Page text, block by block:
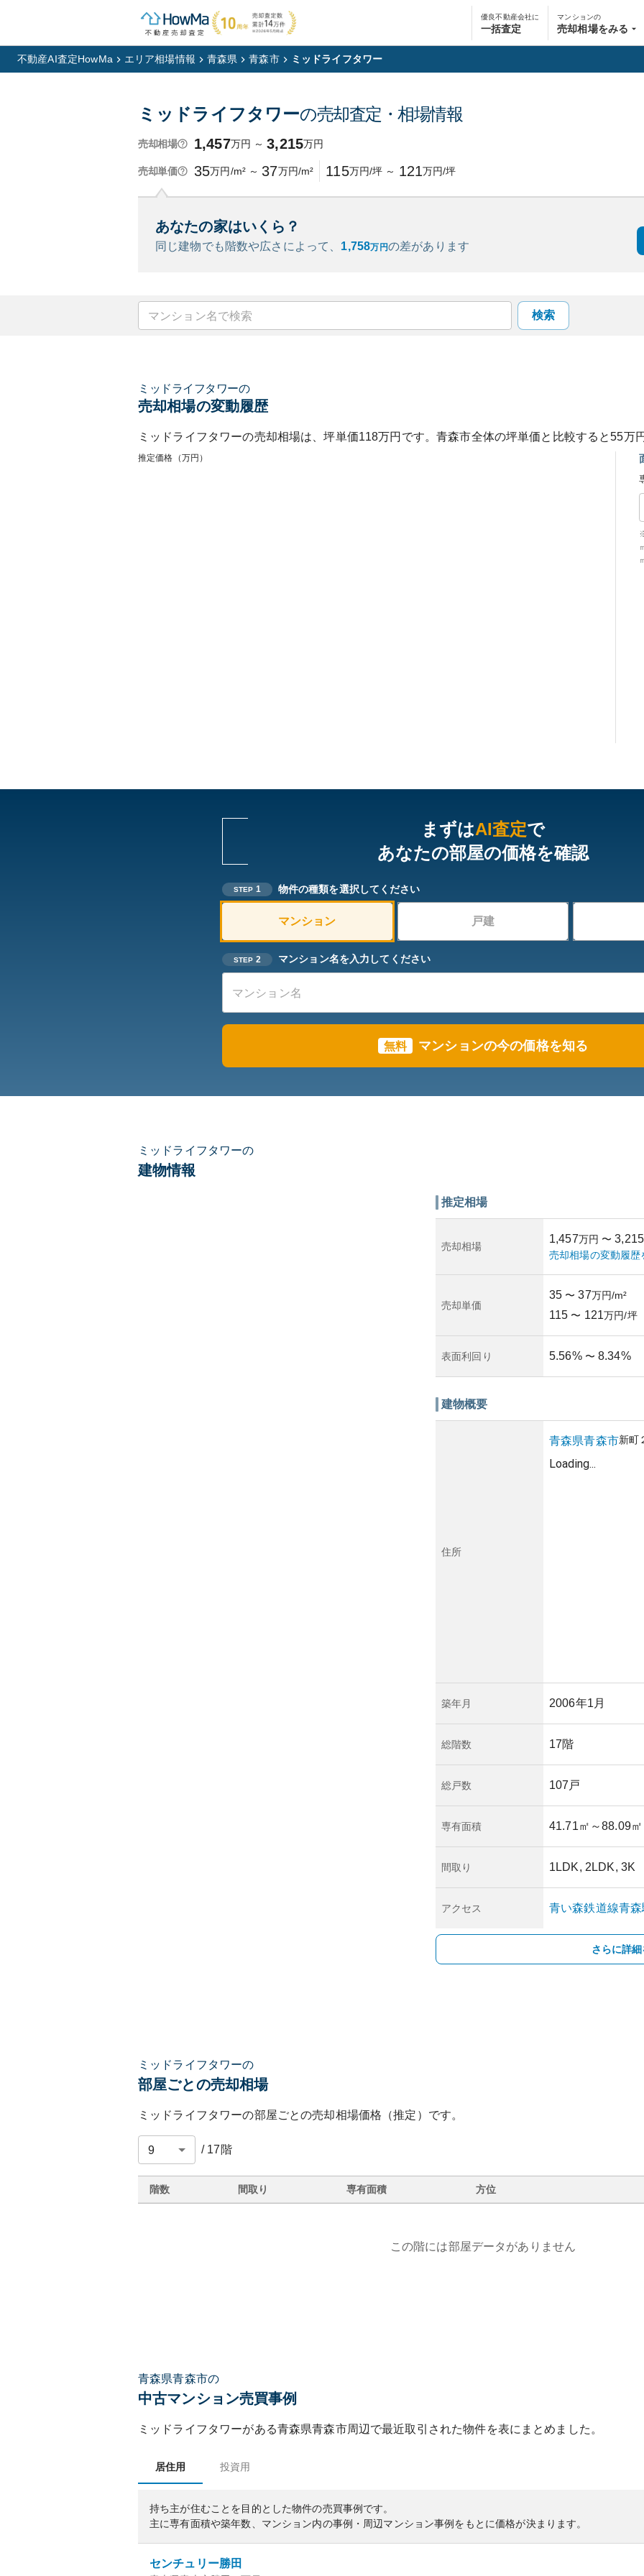
優良不動産会社に
一括査定
マンションの
売却相場をみる
不動産AI査定HowMa エリア相場情報 青森県 青森市 ミッドライフタワー
ミッドライフタワーの売却査定・相場情報
売却相場 1,457万円 ～ 3,215万円
売却単価 35万円/m² ～ 37万円/m² 115万円/坪 ～ 121万円/坪
あなたの家はいくら？
同じ建物でも階数や広さによって、 1,758万円の差があります
検索
ミッドライフタワーの
売却相場の変動履歴
ミッドライフタワーの売却相場は、坪単価118万円です。青森市全体の坪単価と比較すると55万
推定価格（万円）
まずはAI査定で
あなたの部屋の価格を確認
STEP 1 物件の種類を選択してください
マンション 戸建
STEP 2 マンション名を入力してください
無料 マンションの今の価格を知る
ミッドライフタワーの
建物情報
推定相場
売却相場
1,457万円 〜 3,215
売却相場の変動履歴
売却単価
35 〜 37万円/m²
115 〜 121万円/坪
表面利回り 5.56% 〜 8.34%
建物概要
住所
青森県青森市新町
Loading...
築年月 2006年1月
総階数 17階
総戸数 107戸
専有面積 41.71㎡ ～88.09㎡
間取り 1LDK, 2LDK, 3K
アクセス 青い森鉄道線青森
さらに詳
ミッドライフタワーの
部屋ごとの売却相場
ミッドライフタワーの部屋ごとの売却相場価格（推定）です。
/ 17 階
階数 間取り 専有面積 方位
この階には部屋データがありません
青森県青森市の
中古マンション売買事例
ミッドライフタワーがある青森県青森市周辺で最近取引された物件を表にまとめました。
居住用 投資用
持ち主が住むことを目的とした物件の売買事例です。
主に専有面積や築年数、マンション内の事例・周辺マンション事例をもとに価格が決まります。
センチュリー勝田